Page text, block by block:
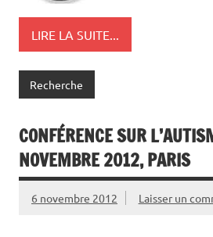
LIRE LA SUITE...
Recherche
CONFÉRENCE SUR
NOVEMBRE 2012, PARIS
6 novembre 2012 Laisser un